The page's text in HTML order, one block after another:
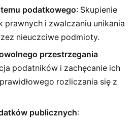
podatkowego: Skupienie
prawnych i zwalczaniu unikania
nieuczciwe podmioty.
przestrzegania
podatników i zachęcanie ich
rozliczania się z
publicznych: